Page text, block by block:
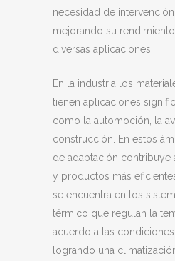
necesidad de intervención
mejorando su
diversas aplicaciones.
En la industria los
tienen aplicaciones
como la automoción, la
construcción. En estos
de adaptación contribuye
y productos más
se encuentra en los
térmico que regulan la
acuerdo a las condiciones
logrando una